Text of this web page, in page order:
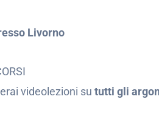
Livorno
videolezioni su tutti gli